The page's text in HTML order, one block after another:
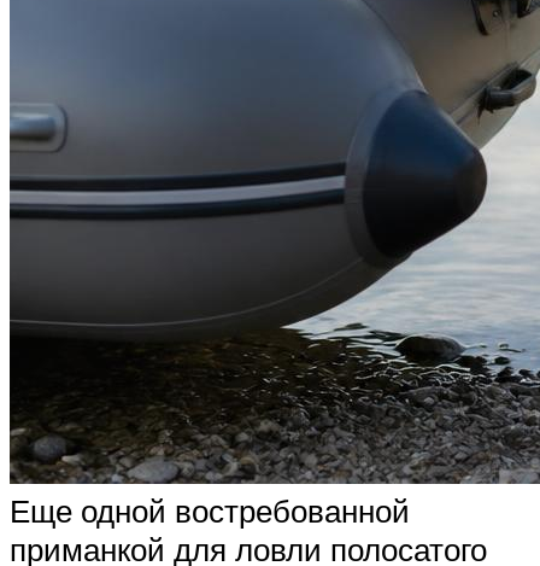
Еще одной востребованной
приманкой для ловли полосатого